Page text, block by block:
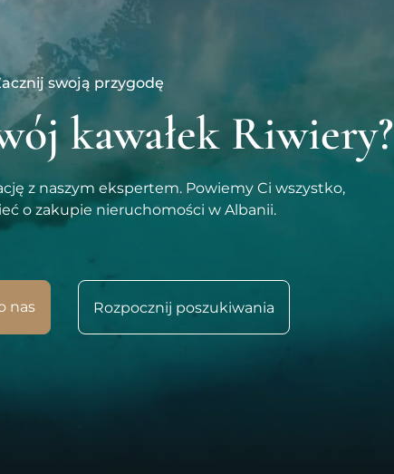
swoją przygodę
kawałek Riwiery?
z naszym ekspertem. Powiemy Ci wszystko,
o zakupie nieruchomości w Albanii.
nas Rozpocznij poszukiwania